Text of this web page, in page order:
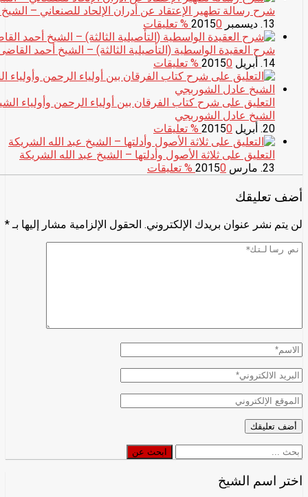
شرح رسالة تطهير الإعتقاد عن أدران الإلحاد للصنعاني –
13. ديسمبر 2015
0
% تعليقات
شرح العقيدة الواسطية (التأصيلية الثالثة) – الشيخ أحمد
14. أبريل 2015
0 % تعليقات
التعليق على شرح كتاب الفرقان بين أولياء الرحمن وأولياء
الشيخ عادل الشوربجي
20. أبريل 2015
0
% تعليقات
التعليق على ثلاثة الأصول وأدلتها – الشيخ عبد الله الشريكة
23. مارس 2015
0 % تعليقات
أضف تعليقك
لن يتم نشر عنوان بريدك الإلكتروني. الحقول الإلزامية مشار إليها بـ *
ابحث
عن
ابحث عن
اختر اسم الشيخ